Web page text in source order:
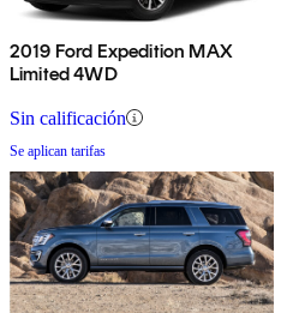
2019 Ford Expedition MAX
Limited 4WD
Sin calificación
Se aplican tarifas